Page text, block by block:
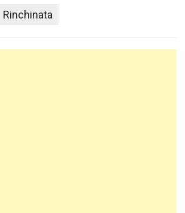
Rinchinata